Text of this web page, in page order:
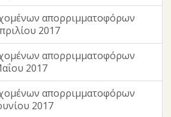
απορριμματοφόρων
2017
απορριμματοφόρων
2017
απορριμματοφόρων
2017